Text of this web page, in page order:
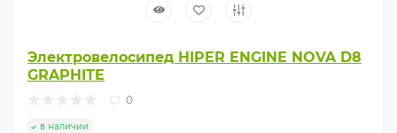
Электровелосипед HIPER ENGINE NOVA D8
GRAPHITE
0
в наличии